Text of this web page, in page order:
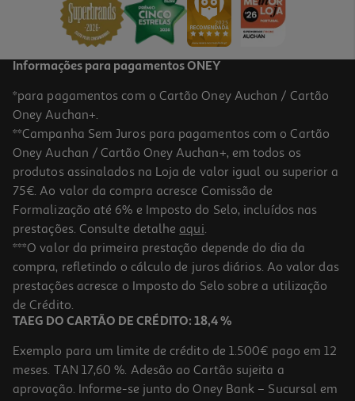
139,99 €
Disco Externo Hdd Verbatim Ver53223 Store N Go 2.5" 4tb
199.99 €/un
199,99 €
Informações para pagamentos ONEY
*para pagamentos com o Cartão Oney Auchan / Cartão
Oney Auchan+.
**Campanha Sem Juros para pagamentos com o Cartão
Oney Auchan / Cartão Oney Auchan+, em todos os
produtos assinalados na Loja de valor igual ou superior a
75€. Ao valor da compra acresce Comissão de
Formalização até 6% e Imposto do Selo, incluídos nas
prestações. Consulte detalhe aqui.
***O valor da primeira prestação depende do dia da
compra, refletindo o cálculo de juros diários. Ao valor das
prestações acresce o Imposto do Selo sobre a utilização
de Crédito.
TAEG DO CARTÃO DE CRÉDITO: 18,4 %
Exemplo para um limite de crédito de 1.500€ pago em 12
meses. TAN 17,60 %. Adesão ao Cartão sujeita a
aprovação. Informe-se junto do Oney Bank – Sucursal em